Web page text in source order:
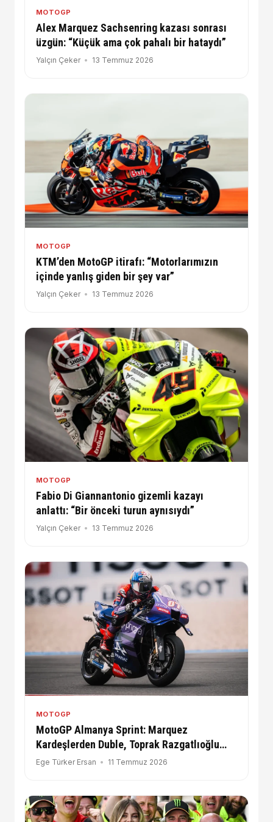
MOTOGP
Alex Marquez Sachsenring kazası sonrası
üzgün: “Küçük ama çok pahalı bir hataydı”
Yalçın Çeker 13 Temmuz 2026
MOTOGP
KTM’den MotoGP itirafı: “Motorlarımızın
içinde yanlış giden bir şey var”
Yalçın Çeker 13 Temmuz 2026
MOTOGP
Fabio Di Giannantonio gizemli kazayı
anlattı: “Bir önceki turun aynısıydı”
Yalçın Çeker 13 Temmuz 2026
MOTOGP
MotoGP Almanya Sprint: Marquez
Kardeşlerden Duble, Toprak Razgatlıoğlu
Gelişmeye Devam Ediyor!
Ege Türker Ersan 11 Temmuz 2026